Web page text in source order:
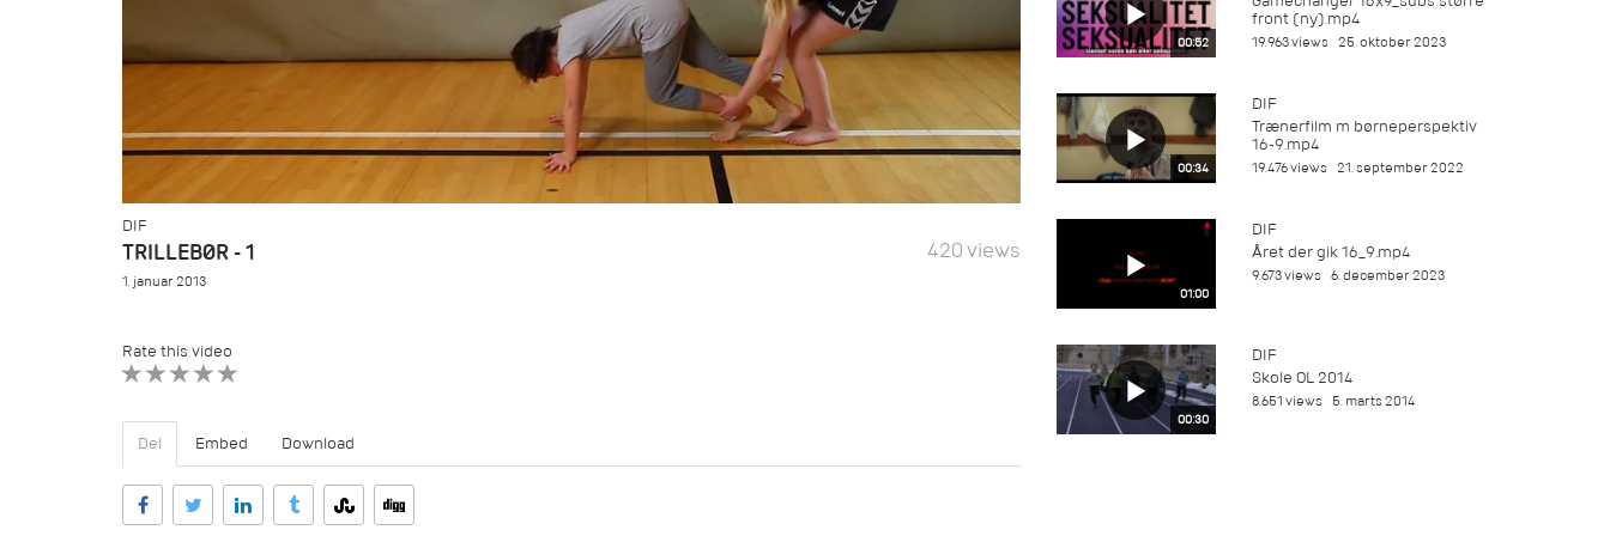
DIF
TRILLEBØR - 1 420 views
1. januar 2013
Rate this video
Del Embed Download
00:52
front (ny).mp4
19.963 views 25. oktober 2023
00:34
DIF
Trænerfilm m børneperspektiv
16-9.mp4
19.476 views 21. september 2022
01:00
DIF
Året der gik 16_9.mp4
9.673 views 6. december 2023
00:30
DIF
Skole OL 2014
8.651 views 5. marts 2014